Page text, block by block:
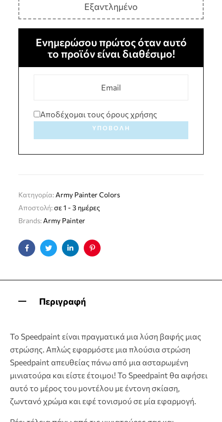
Εξαντλημένο
Ενημερώσου πρώτος όταν αυτό
το προϊόν είναι διαθέσιμο!
Αποδέχομαι τους όρους χρήσης
ΥΠΟΒΟΛΉ
Κατηγορία: Army Painter Colors
Αποστολή:σε 1 - 3 ημέρες
Brands: Army Painter
FacebookTwitterLinkedinPinterest
Περιγραφή
Το Speedpaint είναι πραγματικά μια λύση βαφής μιας
στρώσης. Απλώς εφαρμόστε μια πλούσια στρώση
Speedpaint απευθείας πάνω από μια ασταρωμένη
μινιατούρα και είστε έτοιμοι! Το Speedpaint θα αφήσει
αυτό το μέρος του μοντέλου με έντονη σκίαση,
ζωντανό χρώμα και εφέ τονισμού σε μία εφαρμογή.